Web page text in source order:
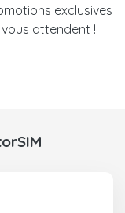
exclusives
attendent !